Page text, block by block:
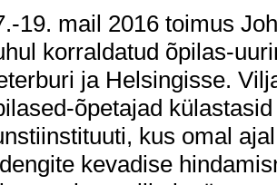
19. mail 2016 toimus
korraldatud õpilas-
ja Helsingisse.
õpetajad
kus omal
kevadise